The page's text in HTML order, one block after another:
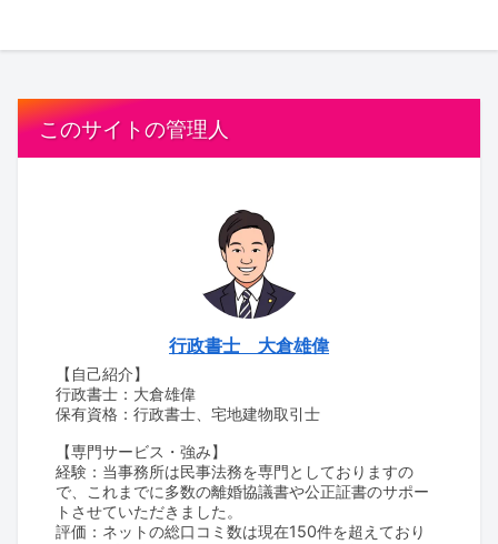
このサイトの管理人
行政書士 大倉雄偉
【自己紹介】
行政書士：大倉雄偉
保有資格：行政書士、宅地建物取引士
【専門サービス・強み】
経験：当事務所は民事法務を専門としておりますの
で、これまでに多数の離婚協議書や公正証書のサポー
トさせていただきました。
評価：ネットの総口コミ数は現在150件を超えており